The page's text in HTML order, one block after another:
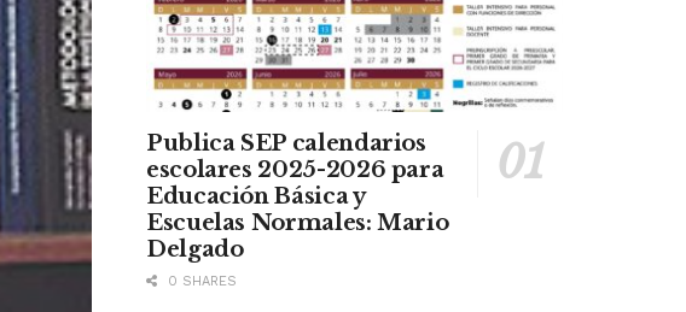
Publica SEP calendarios
escolares 2025-2026 para
Educación Básica y
Escuelas Normales: Mario
Delgado
0 SHARES